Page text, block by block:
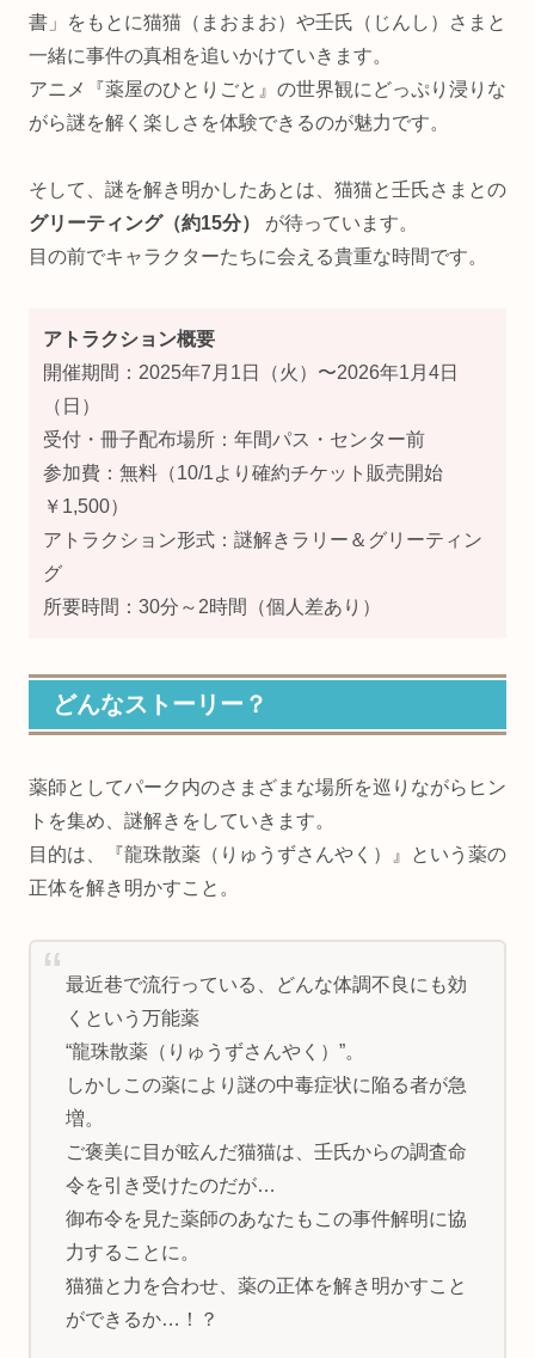
書」をもとに猫猫（まおまお）や壬氏（じんし）さまと
一緒に事件の真相を追いかけていきます。
アニメ『薬屋のひとりごと』の世界観にどっぷり浸りな
がら謎を解く楽しさを体験できるのが魅力です。
そして、謎を解き明かしたあとは、猫猫と壬氏さまとの
グリーティング（約15分）
が待っています。
目の前でキャラクターたちに会える貴重な時間です。
アトラクション概要
開催期間：2025年7月1日（火）〜2026年1月4日
（日）
受付・冊子配布場所：年間パス・センター前
参加費：無料（10/1より確約チケット販売開始
￥1,500）
アトラクション形式：謎解きラリー＆グリーティン
グ
所要時間：30分～2時間（個人差あり）
どんなストーリー？
薬師としてパーク内のさまざまな場所を巡りながらヒン
トを集め、謎解きをしていきます。
目的は、『龍珠散薬（りゅうずさんやく）』という薬の
正体を解き明かすこと。
最近巷で流行っている、どんな体調不良にも効
くという万能薬
“龍珠散薬（りゅうずさんやく）”。
しかしこの薬により謎の中毒症状に陥る者が急
増。
ご褒美に目が眩んだ猫猫は、壬氏からの調査命
令を引き受けたのだが…
御布令を見た薬師のあなたもこの事件解明に協
力することに。
猫猫と力を合わせ、薬の正体を解き明かすこと
ができるか…！？